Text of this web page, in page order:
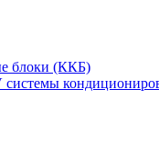
блоки (ККБ)